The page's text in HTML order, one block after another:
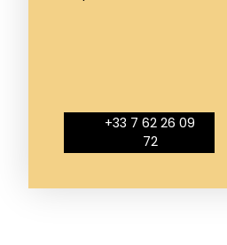
+33 7 62 26 09
72